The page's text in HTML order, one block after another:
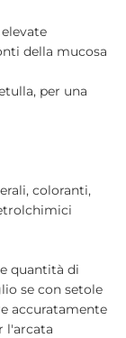
della mucosa
per una
coloranti,
quantità di
se con setole
accuratamente
l'arcata